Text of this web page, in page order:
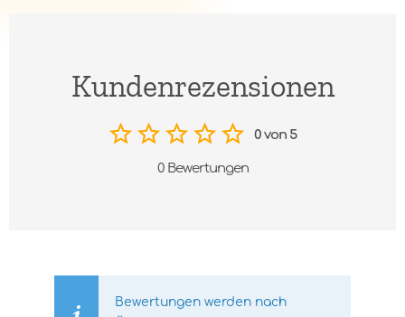
Kundenrezensionen
0 von 5
0 Bewertungen
Bewertungen werden nach